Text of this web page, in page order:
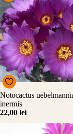
Notocactus
inermis
22,00 lei